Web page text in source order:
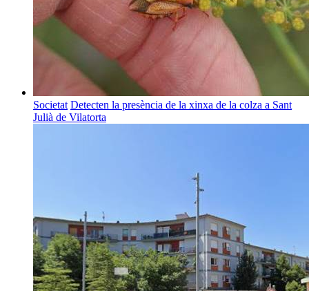
Societat Detecten la presència de la xinxa de la colza a Sant
Julià de Vilatorta